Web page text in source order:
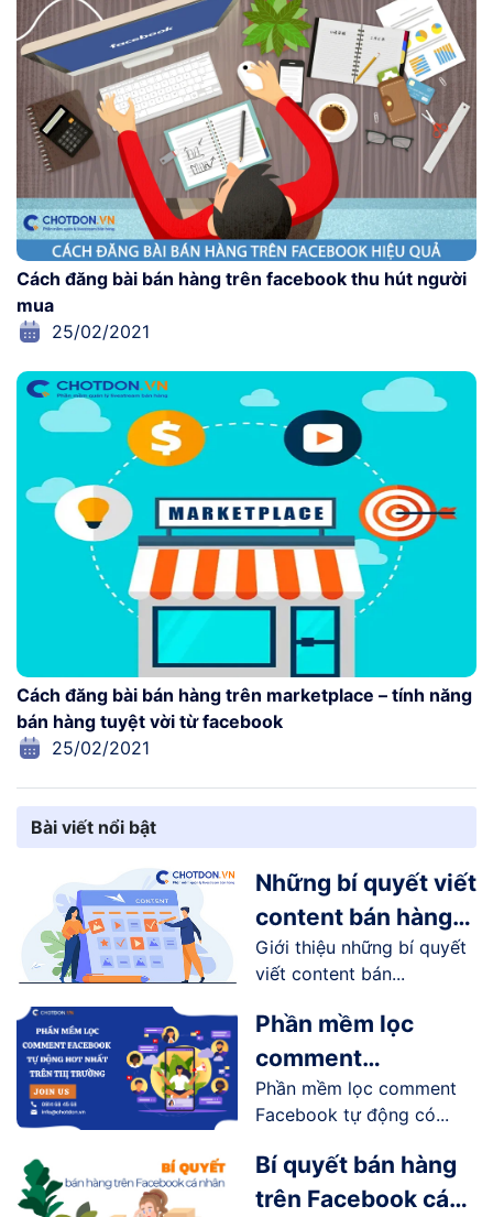
Cách đăng bài bán hàng trên facebook thu hút người
mua
25/02/2021
Cách đăng bài bán hàng trên marketplace – tính năng
bán hàng tuyệt vời từ facebook
25/02/2021
Bài viết nổi bật
Những bí quyết viết
content bán hàng
online trên
Facebook
Giới thiệu những bí quyết
viết content bán...
Phần mềm lọc
comment
Facebook tự động
hot nhất trên thị
trường
Phần mềm lọc comment
Facebook tự động có...
Bí quyết bán hàng
trên Facebook cá